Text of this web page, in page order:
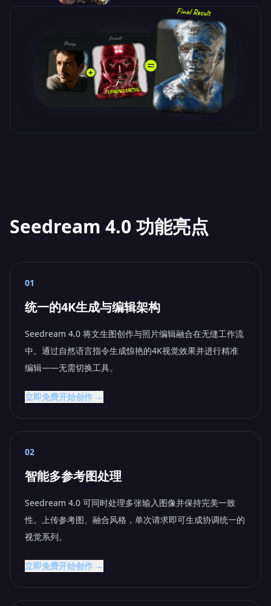
Seedream 4.0 功能亮点
01
统一的4K生成与编辑架构
Seedream 4.0 将文生图创作与照片编辑融合在无缝工作流
中。通过自然语言指令生成惊艳的4K视觉效果并进行精准
编辑——无需切换工具。
立即免费开始创作 →
02
智能多参考图处理
Seedream 4.0 可同时处理多张输入图像并保持完美一致
性。上传参考图、融合风格，单次请求即可生成协调统一的
视觉系列。
立即免费开始创作 →